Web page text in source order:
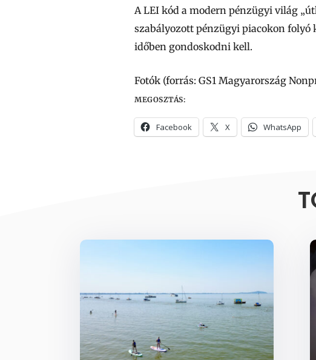
A LEI kód a modern pénzügyi világ
szabályozott pénzügyi piacokon folyó
időben gondoskodni kell.
Fotók (forrás: GS1 Magyarország
MEGOSZTÁS:
Facebook X WhatsApp